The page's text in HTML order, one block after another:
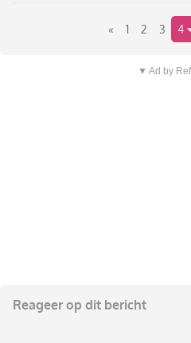
« 1 2 3 4
▼ Ad by
Reageer op dit bericht